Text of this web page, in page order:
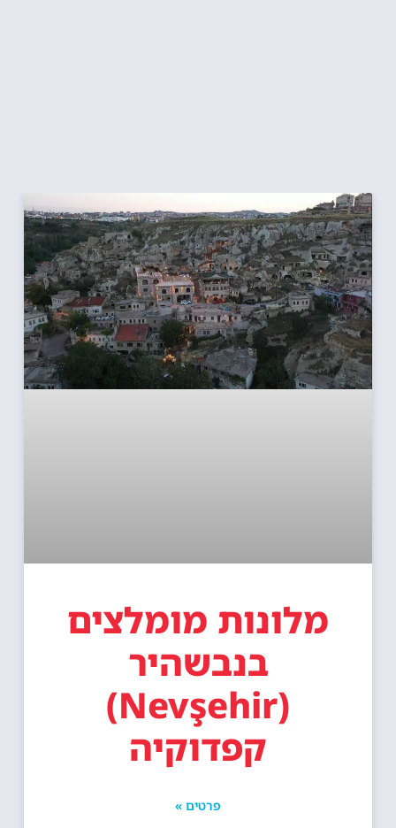
מלונות מומלצים
בנבשהיר
(Nevşehir)
קפדוקיה
פרטים »